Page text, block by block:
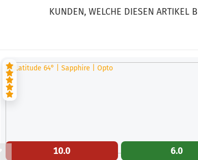
KUNDEN, WELCHE DIESEN ARTIKEL
10.0 6.0